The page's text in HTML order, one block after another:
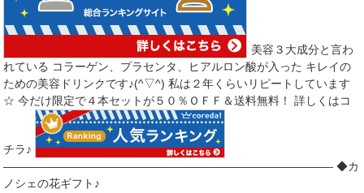
美容３大成分と言わ
れている コラーゲン、プラセンタ、ヒアルロン酸が入った キレイの
ための美容ドリンクです♪(^▽^) 私は２年くらいリピートしています
☆ 今だけ限定で４本セットが５０％ＯＦＦ＆送料無料！ 詳しくはコ
チラ♪
――――――――――――――――――――――――――――― ◆カ
ノシェの花ギフト♪